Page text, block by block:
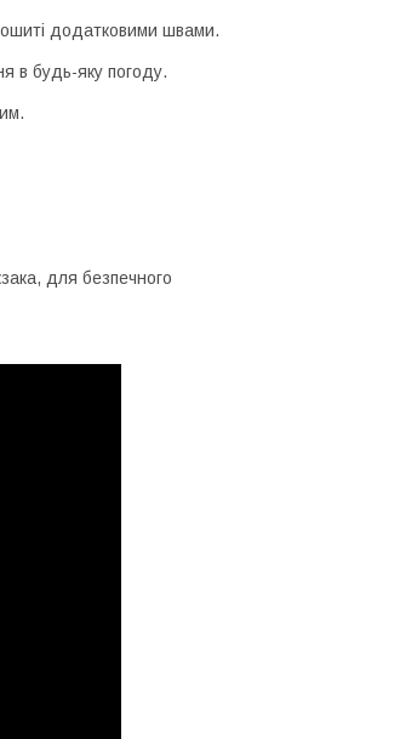
додатковими швами.
в будь-яку погоду.
для безпечного